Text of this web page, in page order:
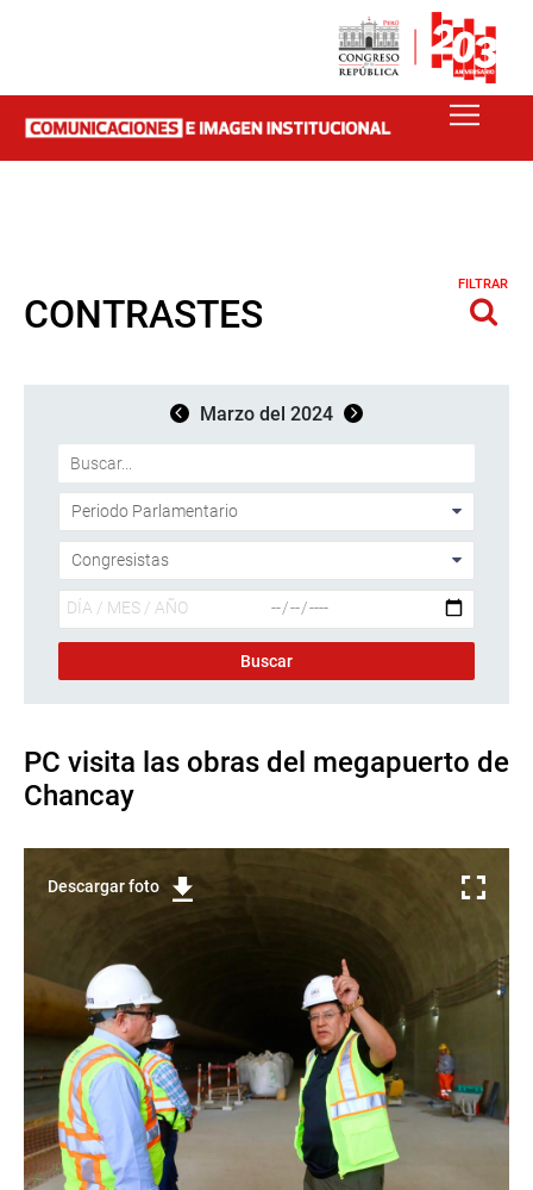
CONTRASTES
FILTRAR
Marzo del 2024
PC visita las obras del megapuerto de
Chancay
Descargar foto